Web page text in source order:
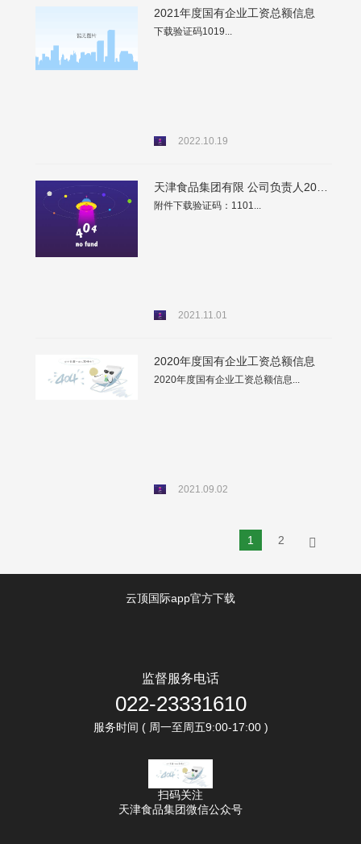
2021年度国有企业工资总额信息
下载验证码1019...
2022.10.19
天津食品集团有限 公司负责人2020年度薪酬情况
附件下载验证码：1101...
2021.11.01
2020年度国有企业工资总额信息
2020年度国有企业工资总额信息...
2021.09.02
1 2
云顶国际app官方下载
监督服务电话
022-23331610
服务时间 ( 周一至周五9:00-17:00 )
扫码关注
天津食品集团微信公众号